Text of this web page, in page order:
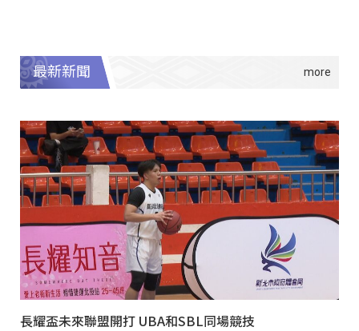
最新新聞
長耀盃未來聯盟開打 UBA和SBL同場競技